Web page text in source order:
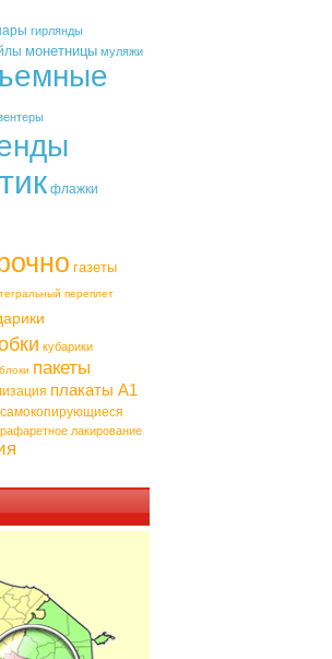
гирлянды
монетницы муляжи
флажки
газеты
переплет
кубарики
пакеты
плакаты А1
самокопирующиеся
лакирование